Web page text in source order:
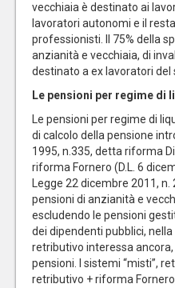
vecchiaia è destinato ai
lavoratori autonomi e il
professionisti. Il 75% della
anzianità e vecchiaia, di
destinato a ex lavoratori del
Le pensioni per regime di
Le pensioni per regime di
di calcolo della pensione
1995, n.335, detta riforma
riforma Fornero (D.L. 6
Legge 22 dicembre 2011,
pensioni di anzianità e
escludendo le pensioni
dei dipendenti pubblici,
retributivo interessa ancora,
pensioni. I sistemi “misti”,
retributivo + riforma